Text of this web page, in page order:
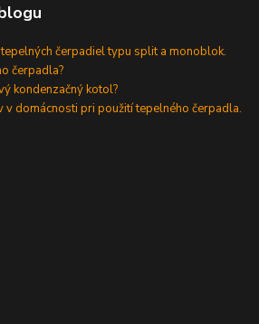
čerpadiel typu split a monoblok.
čerpadla?
kondenzačný kotol?
v domácnosti pri použití tepelného čerpadla.